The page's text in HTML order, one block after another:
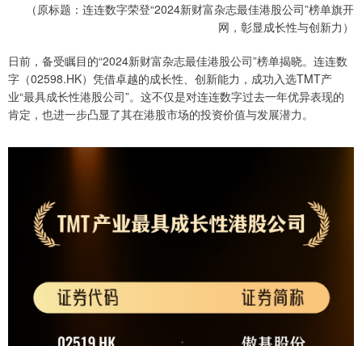
（原标题：连连数字荣登“2024新财富杂志最佳港股公司”榜单旗开
网，彰显成长性与创新力）
日前，备受瞩目的“2024新财富杂志最佳港股公司”榜单揭晓。连连数
字（02598.HK）凭借卓越的成长性、创新能力，成功入选TMT产
业“最具成长性港股公司”。这不仅是对连连数字过去一年优异表现的
肯定，也进一步凸显了其在港股市场的投资价值与发展潜力。